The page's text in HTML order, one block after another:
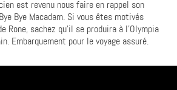
est revenu nous faire en rappel son
Bye Macadam. Si vous êtes motivés
Rone, sachez qu’il se produira à l’Olympia
Embarquement pour le voyage assuré.